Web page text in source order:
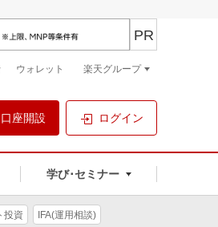
口座開設 ログイン
学び･セミナー
PR
ウォレット 楽天グループ
投資 IFA(運用相談)